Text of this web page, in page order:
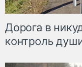
Дорога в
контроль